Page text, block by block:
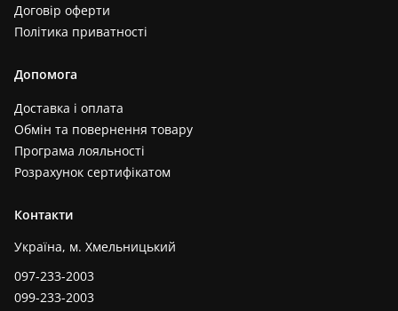
Договір оферти
Політика приватності
Допомога
Доставка і оплата
Обмін та повернення товару
Програма лояльності
Розрахунок сертифікатом
Контакти
Україна, м. Хмельницький
097-233-2003
099-233-2003